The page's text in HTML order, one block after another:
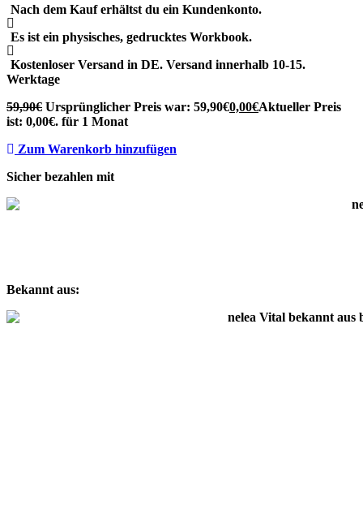
Nach dem Kauf erhältst du ein Kundenkonto.
Es ist ein physisches, gedrucktes Workbook.
Kostenloser Versand in DE. Versand innerhalb 10-15.
Werktage
59,90€ Ursprünglicher Preis war: 59,90€0,00€Aktueller Preis
ist: 0,00€. für 1 Monat
Zum Warenkorb hinzufügen
Sicher bezahlen mit
Bekannt aus: